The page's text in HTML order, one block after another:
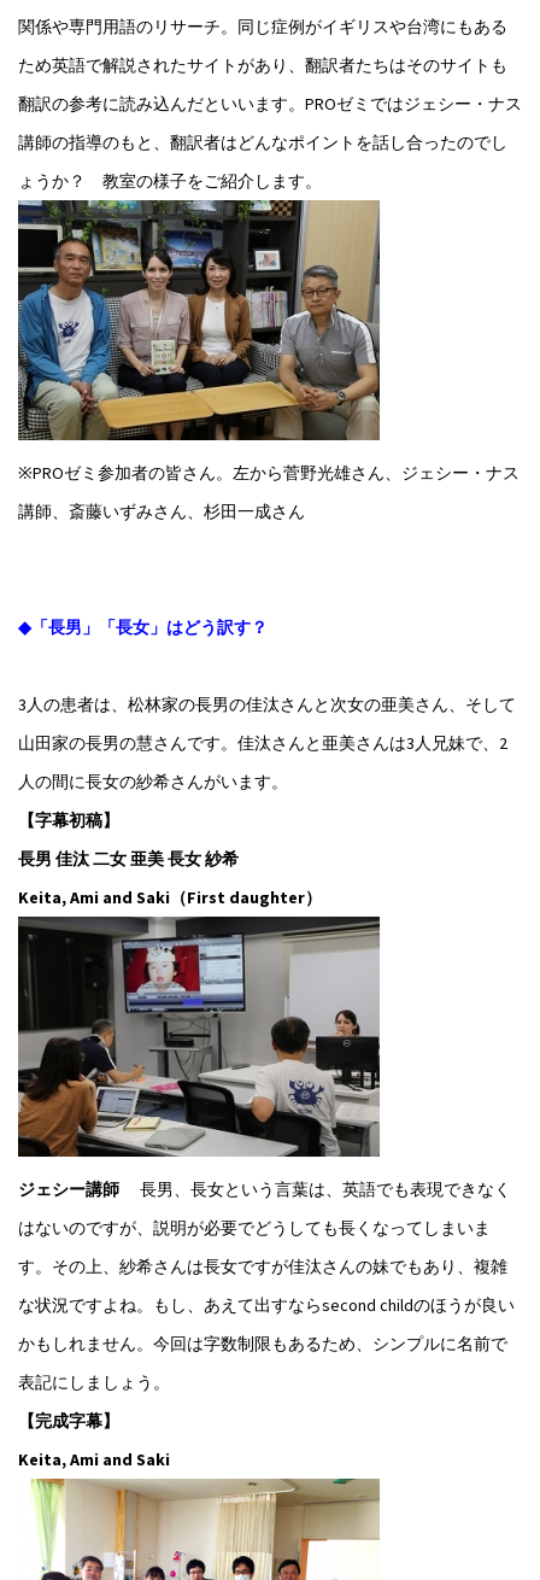
関係や専門用語のリサーチ。同じ症例がイギリスや台湾にもある
ため英語で解説されたサイトがあり、翻訳者たちはそのサイトも
翻訳の参考に読み込んだといいます。PROゼミではジェシー・ナス
講師の指導のもと、翻訳者はどんなポイントを話し合ったのでし
ょうか？ 教室の様子をご紹介します。
※PROゼミ参加者の皆さん。左から菅野光雄さん、ジェシー・ナス
講師、斎藤いずみさん、杉田一成さん
◆「長男」「長女」はどう訳す？
3人の患者は、松林家の長男の佳汰さんと次女の亜美さん、そして
山田家の長男の慧さんです。佳汰さんと亜美さんは3人兄妹で、2
人の間に長女の紗希さんがいます。
【字幕初稿】
長男 佳汰 二女 亜美 長女 紗希
Keita, Ami and Saki（First daughter）
ジェシー講師
長男、長女という言葉は、英語でも表現できなく
はないのですが、説明が必要でどうしても長くなってしまいま
す。その上、紗希さんは長女ですが佳汰さんの妹でもあり、複雑
な状況ですよね。もし、あえて出すならsecond childのほうが良い
かもしれません。今回は字数制限もあるため、シンプルに名前で
表記にしましょう。
【完成字幕】
Keita, Ami and Saki